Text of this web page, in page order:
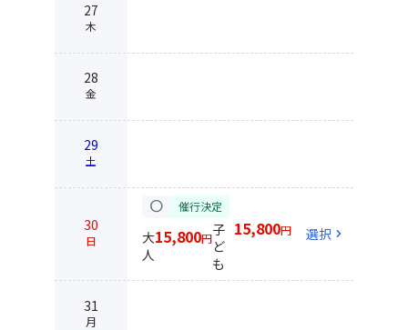
27
木
28
金
29
土
30
日
circle 催行決定
大
人
15,800円子
ど
も
15,800円 選択 chevron_right
31
月